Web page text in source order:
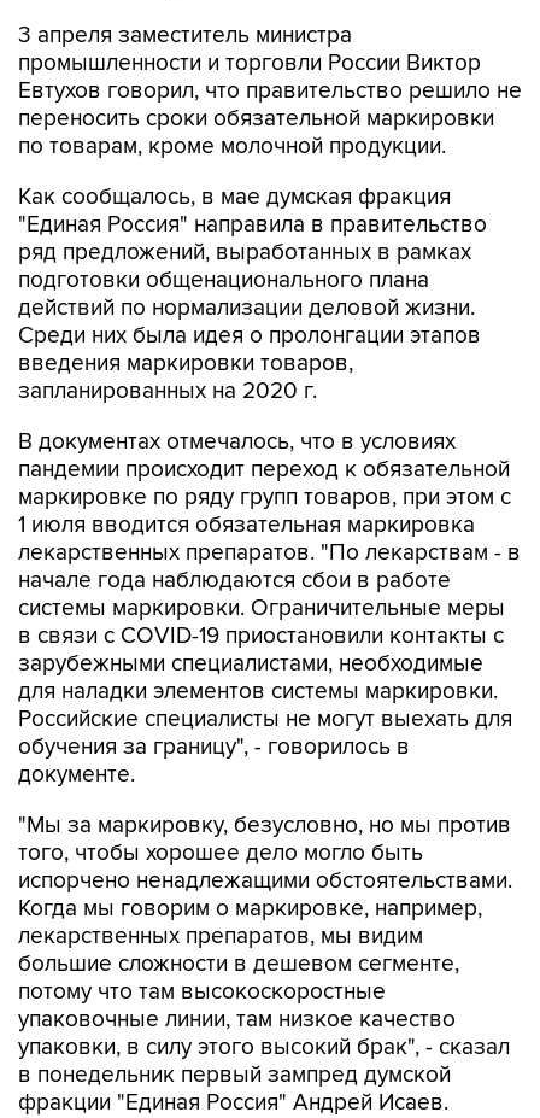
3 апреля заместитель министра
промышленности и торговли России Виктор
Евтухов говорил, что правительство решило не
переносить сроки обязательной маркировки
по товарам, кроме молочной продукции.
Как сообщалось, в мае думская фракция
"Единая Россия" направила в правительство
ряд предложений, выработанных в рамках
подготовки общенационального плана
действий по нормализации деловой жизни.
Среди них была идея о пролонгации этапов
введения маркировки товаров,
запланированных на 2020 г.
В документах отмечалось, что в условиях
пандемии происходит переход к обязательной
маркировке по ряду групп товаров, при этом с
1 июля вводится обязательная маркировка
лекарственных препаратов. "По лекарствам - в
начале года наблюдаются сбои в работе
системы маркировки. Ограничительные меры
в связи с COVID-19 приостановили контакты с
зарубежными специалистами, необходимые
для наладки элементов системы маркировки.
Российские специалисты не могут выехать для
обучения за границу", - говорилось в
документе.
"Мы за маркировку, безусловно, но мы против
того, чтобы хорошее дело могло быть
испорчено ненадлежащими обстоятельствами.
Когда мы говорим о маркировке, например,
лекарственных препаратов, мы видим
большие сложности в дешевом сегменте,
потому что там высокоскоростные
упаковочные линии, там низкое качество
упаковки, в силу этого высокий брак", - сказал
в понедельник первый зампред думской
фракции "Единая Россия" Андрей Исаев.